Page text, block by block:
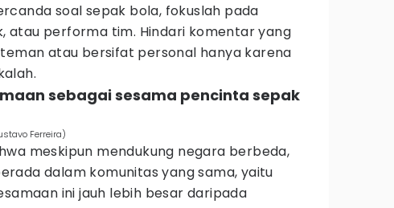
soal sepak bola, fokuslah pada
atau performa tim. Hindari komentar yang
atau bersifat personal hanya karena
sebagai sesama pencinta sepak
Ferreira)
meskipun mendukung negara berbeda,
dalam komunitas yang sama, yaitu
ini jauh lebih besar daripada